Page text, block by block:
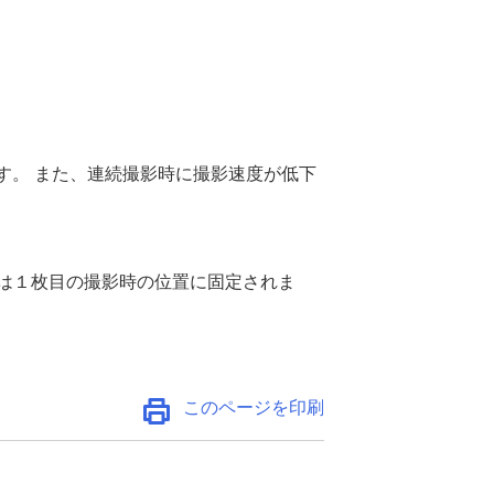
。 また、連続撮影時に撮影速度が低下
１枚目の撮影時の位置に固定されま
このページを印刷